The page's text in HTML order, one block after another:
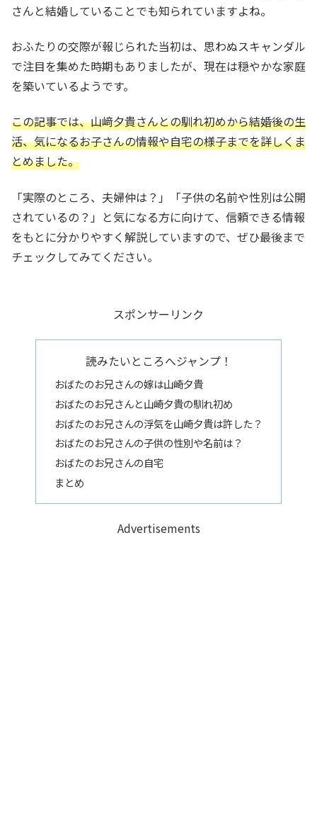
さんと結婚していることでも知られていますよね。
おふたりの交際が報じられた当初は、思わぬスキャンダル
で注目を集めた時期もありましたが、現在は穏やかな家庭
を築いているようです。
この記事では、山﨑夕貴さんとの馴れ初めから結婚後の生
活、気になるお子さんの情報や自宅の様子までを詳しくま
とめました。
「実際のところ、夫婦仲は？」「子供の名前や性別は公開
されているの？」と気になる方に向けて、信頼できる情報
をもとに分かりやすく解説していますので、ぜひ最後まで
チェックしてみてください。
スポンサーリンク
読みたいところへジャンプ！
おばたのお兄さんの嫁は山崎夕貴
おばたのお兄さんと山崎夕貴の馴れ初め
おばたのお兄さんの浮気を山崎夕貴は許した？
おばたのお兄さんの子供の性別や名前は？
おばたのお兄さんの自宅
まとめ
Advertisements